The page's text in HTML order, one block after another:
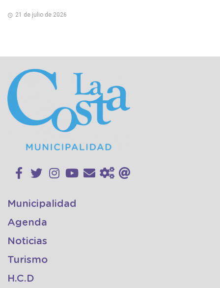
21 de julio de 2026
Municipalidad
Agenda
Noticias
Turismo
H.C.D